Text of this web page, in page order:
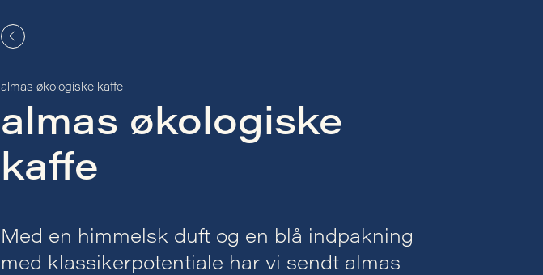
almas økologiske kaffe
almas økologiske
kaffe
Med en himmelsk duft og en blå indpakning
med klassikerpotentiale har vi sendt almas